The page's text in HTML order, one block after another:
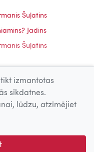
Šuļatins
Jadins
Šuļatins
Uz augšu
informācijas sistēmu
izmantotas
sīkdatnes.
lūdzu, atzīmējiet